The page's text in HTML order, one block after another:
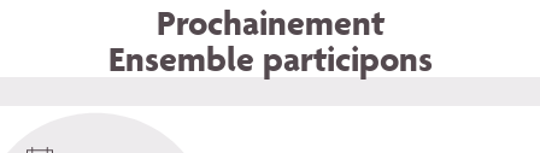
Prochainement
Ensemble participons